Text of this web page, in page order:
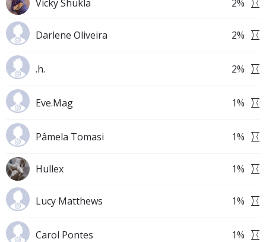
Vicky Shukla 2%
Darlene Oliveira 2%
.h. 2%
Eve.Mag 1%
Pâmela Tomasi 1%
Hullex 1%
Lucy Matthews 1%
Carol Pontes 1%